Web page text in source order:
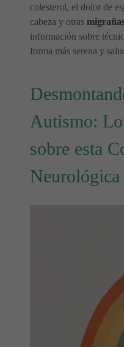
colesterol, el dolor de
cabeza y otras
información sobre
forma más serena y
Autismo: Lo
sobre esta
Neurológica